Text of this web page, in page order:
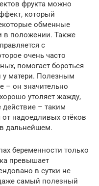
фрукта можно
который
обменные
в положении. Также
с
очень часто
помогает бороться
у матери. Полезным
– он значительно
утоляет жажду,
– таким
от надоедливых отёков
дальнейшем.
беременности только
превышает
в сутки не
самый полезный